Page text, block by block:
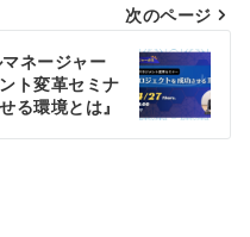
次のページ
ネージャー
ト変革セミナ
る環境とは』